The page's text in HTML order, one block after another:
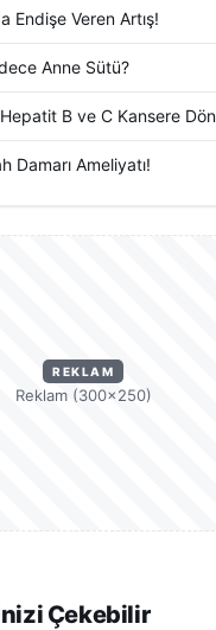
Endişe Veren Artış!
Anne Sütü?
B ve C Kansere
Damarı Ameliyatı!
REKLAM
Reklam (300×250)
Çekebilir